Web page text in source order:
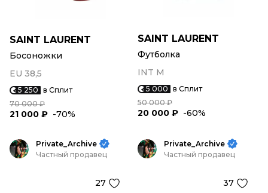
SAINT LAURENT
Босоножки
EU 38,5
5 250 в Сплит
70 000 ₽
21 000 ₽ -70%
SAINT LAURENT
Футболка
INT M
5 000 в Сплит
50 000 ₽
20 000 ₽ -60%
Private_Archive
Частный продавец
27
Private_Archive
Частный продавец
37